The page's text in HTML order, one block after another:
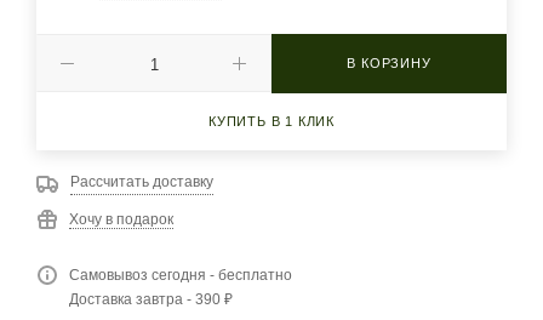
В КОРЗИНУ
КУПИТЬ В 1 КЛИК
Рассчитать доставку
Хочу в подарок
Самовывоз сегодня - бесплатно
Доставка завтра - 390 ₽